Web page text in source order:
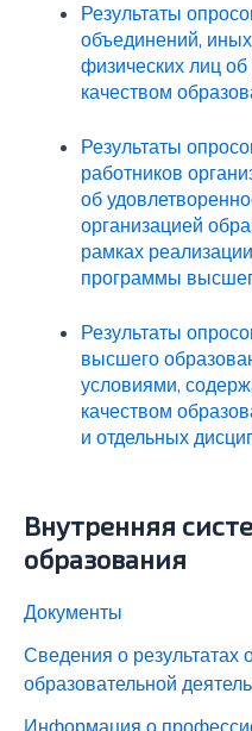
Внутренняя
образования
Документы
Сведения о результатах
образовательной
Результаты
объединений,
физических лиц
качеством
Результаты
работников
об
организацией
рамках
программы
Результаты
высшего
условиями,
качеством
и отдельных